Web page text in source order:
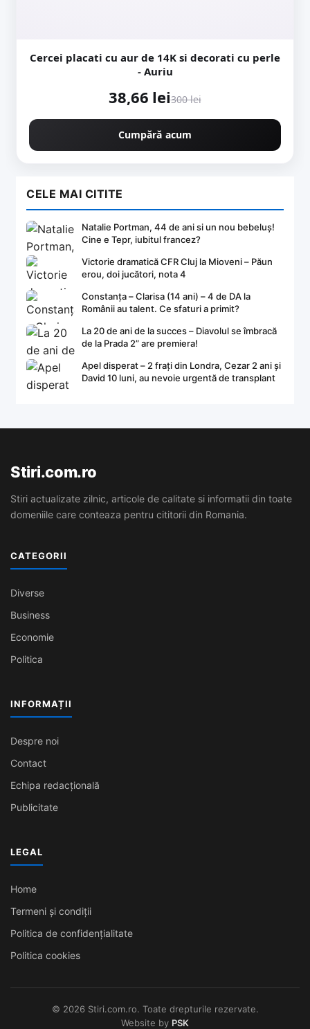
Cercei placati cu aur de 14K si decorati cu perle
- Auriu
38,66 lei300 lei
Cumpără acum
CELE MAI CITITE
Natalie Portman, 44 de ani si un nou bebeluș!
Cine e Tepr, iubitul francez?
Victorie dramatică CFR Cluj la Mioveni – Păun
erou, doi jucători, nota 4
Constanța – Clarisa (14 ani) – 4 de DA la
Românii au talent. Ce sfaturi a primit?
La 20 de ani de la succes – Diavolul se îmbracă
de la Prada 2” are premiera!
Apel disperat – 2 frați din Londra, Cezar 2 ani și
David 10 luni, au nevoie urgentă de transplant
Stiri.com.ro
Stiri actualizate zilnic, articole de calitate si informatii din toate
domeniile care conteaza pentru cititorii din Romania.
CATEGORII
Diverse
Business
Economie
Politica
INFORMAȚII
Despre noi
Contact
Echipa redacțională
Publicitate
LEGAL
Home
Termeni și condiții
Politica de confidențialitate
Politica cookies
© 2026 Stiri.com.ro. Toate drepturile rezervate.
Website by PSK